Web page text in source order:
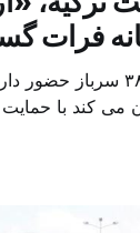
فرات
آنکارا با ۵۰ تانک و ۳۸۰
می کند با حمایت
فرات در مرزهای